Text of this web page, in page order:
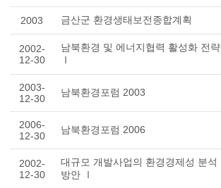
2003 금산군 환경생태보전종합계획
2002-
12-30
남북환경 및 에너지협력 활성화 전
Ⅰ
2003-
12-30
남북환경포럼 2003
2006-
12-30
남북환경포럼 2006
2002-
12-30
대규모 개발사업의 환경경제성 분석
방안 Ⅰ